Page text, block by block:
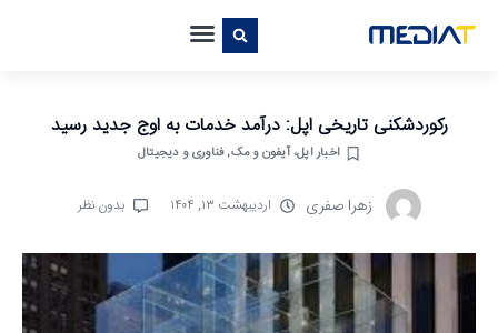
رکوردشکنی تاریخی اپل: درآمد خدمات به اوج جدید رسید
اخبار اپل، آیفون و مک,فناوری و دیجیتال
زهرا صفری اردیبهشت ۱۳, ۱۴۰۴ بدون نظر